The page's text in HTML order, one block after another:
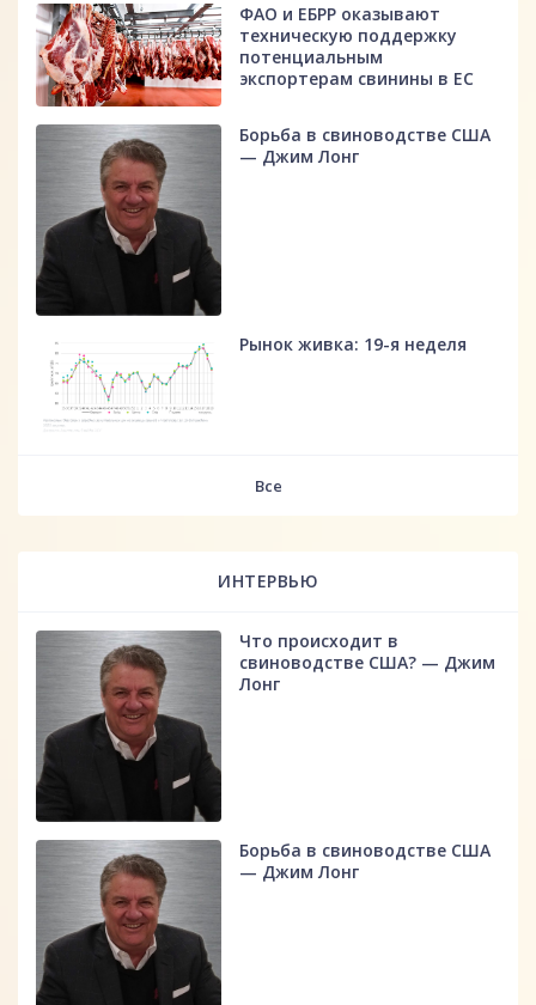
ФАО и ЕБРР оказывают
техническую поддержку
потенциальным
экспортерам свинины в ЕС
Борьба в свиноводстве США
— Джим Лонг
Рынок живка: 19-я неделя
Все
ИНТЕРВЬЮ
Что происходит в
свиноводстве США? — Джим
Лонг
Борьба в свиноводстве США
— Джим Лонг